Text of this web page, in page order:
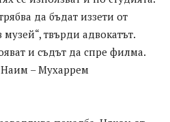
да бъдат иззети от
твърди адвокатът.
и съдът да спре филма.
Наим – Мухаррем